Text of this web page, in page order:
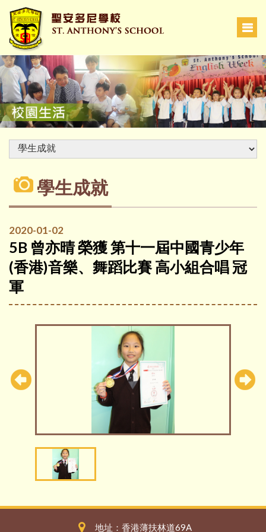
學生成就
2020-01-02
5B 曾亦晴 榮獲 第十一屆中國青少年
(香港)音樂、舞蹈比賽 高小組合唱 冠
軍
地址：香港薄扶林道69A